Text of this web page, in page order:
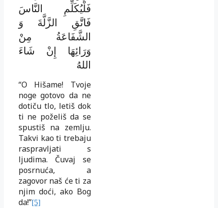
فَلْيُكَلِّمِ النَّاسَ
فَاتَّقِ الزَّلَّةَ وَ
الشَّفَاعَةُ مِنْ
وَرَائِهَا إِنْ شَاءَ
اللهُ
“O Hišame! Tvoje
noge gotovo da ne
dotiču tlo, letiš dok
ti ne poželiš da se
spustiš na zemlju.
Takvi kao ti trebaju
raspravljati s
ljudima. Čuvaj se
posrnuća, a
zagovor naš će ti za
njim doći, ako Bog
da!”[5]